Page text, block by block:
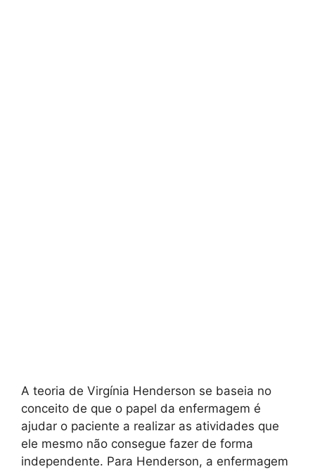
A teoria de Virgínia Henderson se baseia no
conceito de que o papel da enfermagem é
ajudar o paciente a realizar as atividades que
ele mesmo não consegue fazer de forma
independente. Para Henderson, a enfermagem